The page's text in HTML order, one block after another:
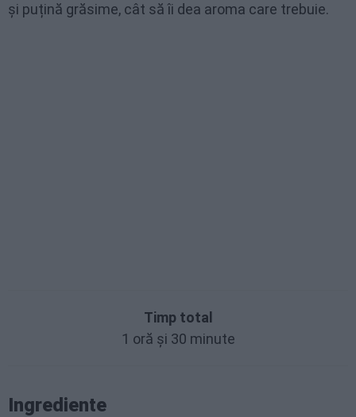
și puțină grăsime, cât să îi dea aroma care trebuie.
Timp total
1 oră și 30 minute
Ingrediente